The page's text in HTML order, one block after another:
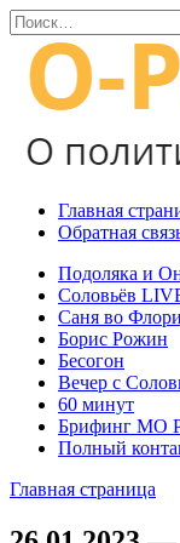
Перейти
к
содержанию
Search
for:
Главная
Обратная
Подоляка и
Соловьёв
Саня во
Борис Рожин
Бесогон
Вечер с
60 минут
Брифинг МО
Полный
Главная страница